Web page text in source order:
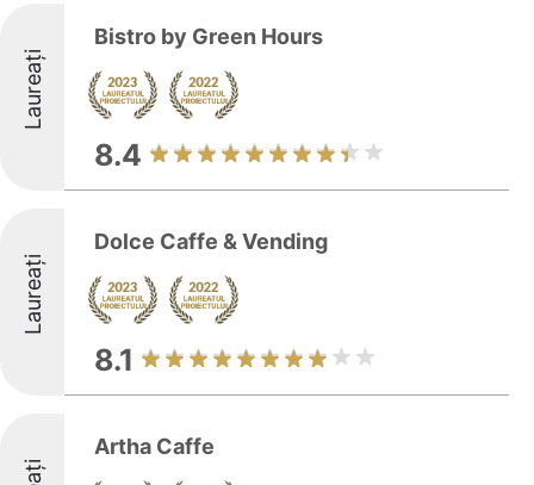
Laureați
Bistro by Green Hours
8.4
Laureați
Dolce Caffe & Vending
8.1
Artha Caffe